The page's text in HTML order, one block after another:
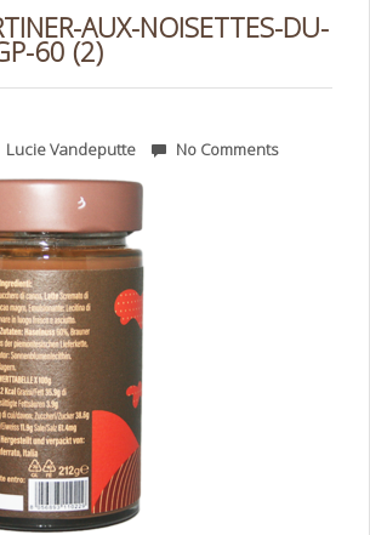
AUX-NOISETTES-DU-
60 (2)
Lucie Vandeputte No Comments